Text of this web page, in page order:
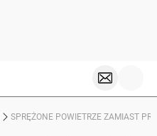
SPRĘŻONE POWIETRZE ZAMIAST